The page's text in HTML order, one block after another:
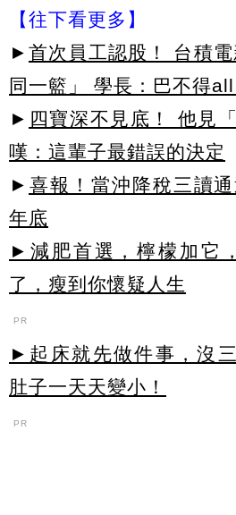
【往下看更多】
► 首次員工認股！ 台積
同一籃」 學長：巴不得
► 四寶深不見底！ 他見
嘆：這輩子最錯誤的決定
► 喜報！當沖降稅三讀
年底
►減肥首選，檸檬加它
了，瘦到你懷疑人生
PR
►起床就先做件事，沒
肚子一天天變小！
PR